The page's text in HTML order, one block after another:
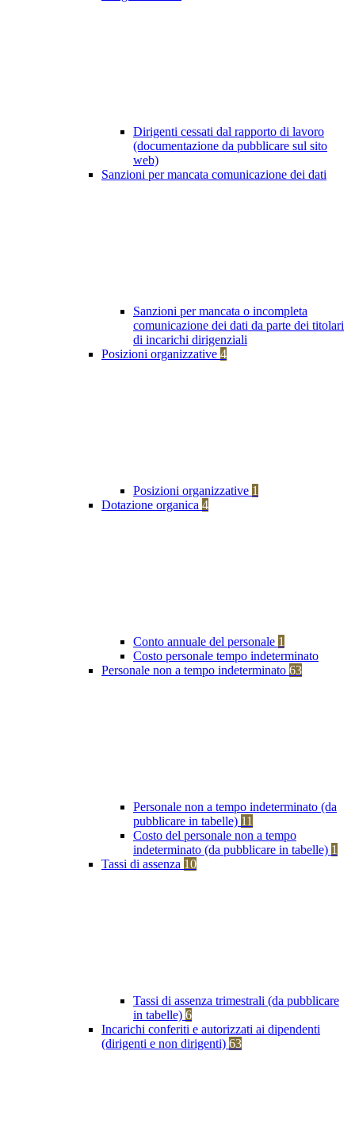
Dirigenti cessati dal rapporto di lavoro
(documentazione da pubblicare sul sito
web)
Sanzioni per mancata comunicazione dei dati
Sanzioni per mancata o incompleta
comunicazione dei dati da parte dei titolari
di incarichi dirigenziali
Posizioni organizzative 4
Posizioni organizzative 1
Dotazione organica 4
Conto annuale del personale 1
Costo personale tempo indeterminato
Personale non a tempo indeterminato 63
Personale non a tempo indeterminato (da
pubblicare in tabelle) 11
Costo del personale non a tempo
indeterminato (da pubblicare in tabelle) 1
Tassi di assenza 10
Tassi di assenza trimestrali (da pubblicare
in tabelle) 6
Incarichi conferiti e autorizzati ai dipendenti
(dirigenti e non dirigenti) 63